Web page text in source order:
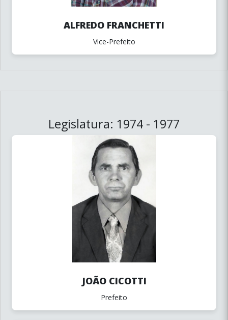
ALFREDO FRANCHETTI
Vice-Prefeito
Legislatura: 1974 - 1977
JOÃO CICOTTI
Prefeito